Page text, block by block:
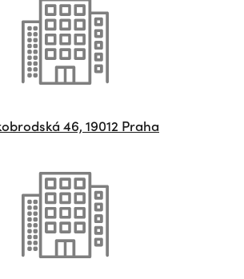
46, 19012 Praha